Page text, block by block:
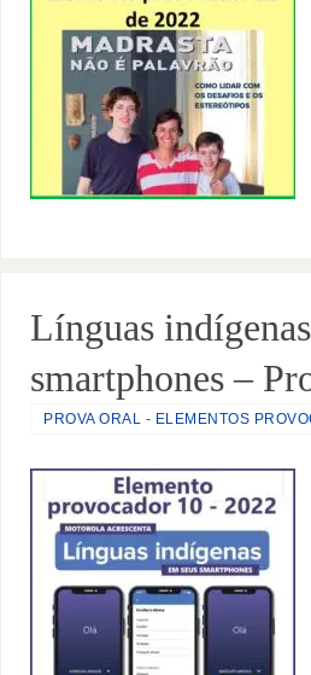
Línguas
smartphones –
PROVA ORAL - ELEMENTOS